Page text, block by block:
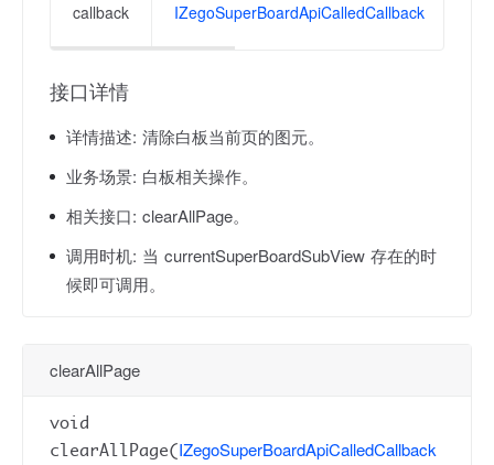
callback IZegoSuperBoardApiCalledCallback
接口详情
详情描述: 清除白板当前页的图元。
业务场景: 白板相关操作。
相关接口: clearAllPage。
调用时机: 当 currentSuperBoardSubView 存在的时
候即可调用。
clearAllPage
void
clearAllPage(IZegoSuperBoardApiCalledCallback